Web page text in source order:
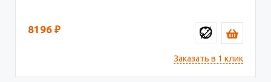
8196 ₽
Заказать в 1 клик